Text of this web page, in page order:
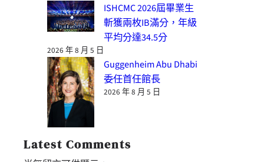
ISHCMC 2026屆畢業生
斬獲兩枚IB滿分，年級
平均分達34.5分
2026 年 8 月 5 日
Guggenheim Abu Dhabi
委任首任館長
2026 年 8 月 5 日
Latest Comments